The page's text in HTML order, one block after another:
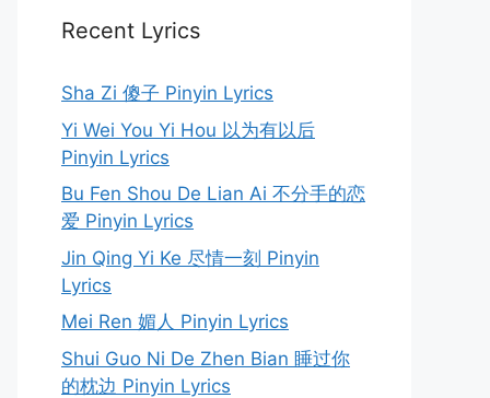
Recent Lyrics
Sha Zi 傻子 Pinyin Lyrics
Yi Wei You Yi Hou 以为有以后
Pinyin Lyrics
Bu Fen Shou De Lian Ai 不分手的恋
爱 Pinyin Lyrics
Jin Qing Yi Ke 尽情一刻 Pinyin
Lyrics
Mei Ren 媚人 Pinyin Lyrics
Shui Guo Ni De Zhen Bian 睡过你
的枕边 Pinyin Lyrics